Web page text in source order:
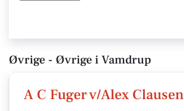
Øvrige - Øvrige i Vamdrup
A C Fuger v/Alex Clausen